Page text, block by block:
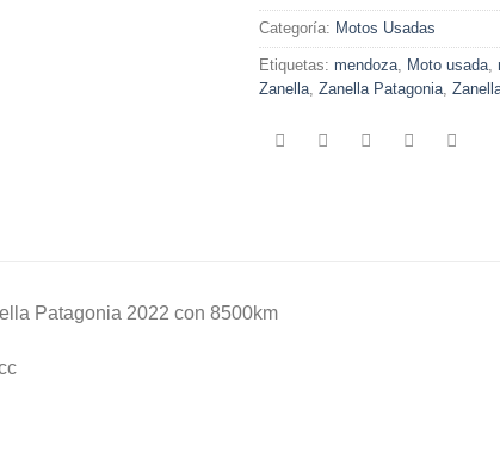
Categoría: Motos Usadas
Etiquetas: mendoza, Moto usada,
Zanella, Zanella Patagonia,
Patagonia 2022 con 8500km